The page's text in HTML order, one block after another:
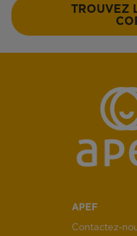
TROUVEZ
APEF
Contactez-